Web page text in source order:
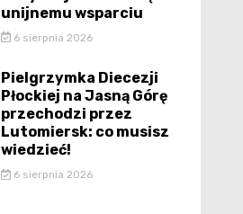
unijnemu wsparciu
6 sierpnia 2026
Pielgrzymka Diecezji
Płockiej na Jasną Górę
przechodzi przez
Lutomiersk: co musisz
wiedzieć!
6 sierpnia 2026